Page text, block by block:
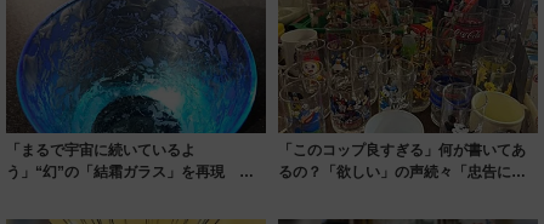
「まるで宇宙に続いているよ
う」“幻”の「結霜ガラス」を再現 若
「このコップ良すぎる」何が書いてあ
るの？「欲しい」の声続々「忠告にな